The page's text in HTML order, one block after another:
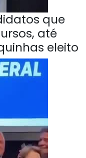
que
até
eleito